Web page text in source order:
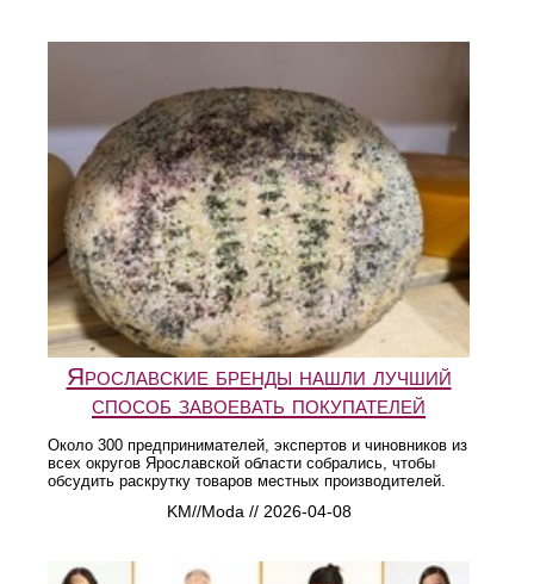
Ярославские бренды нашли лучший
способ завоевать покупателей
Около 300 предпринимателей, экспертов и чиновников из
всех округов Ярославской области собрались, чтобы
обсудить раскрутку товаров местных производителей.
KM//Moda // 2026-04-08